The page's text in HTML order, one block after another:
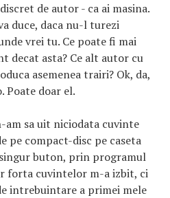
de autor - ca ai masina.
duce, daca nu-l turezi
vrei tu. Ce poate fi mai
decat asta? Ce alt autor cu
asemenea trairi? Ok, da,
Poate doar el.
am sa uit niciodata cuvinte
pe compact-disc pe caseta
buton, prin programul
forta cuvintelor m-a izbit, ci
intrebuintare a primei mele